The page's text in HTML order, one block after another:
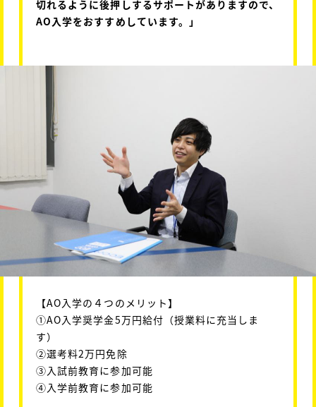
切れるように後押しするサポートがありますので、
AO入学をおすすめしています。」
【AO入学の４つのメリット】
①AO入学奨学金5万円給付（授業料に充当しま
す）
②選考料2万円免除
③入試前教育に参加可能
④入学前教育に参加可能